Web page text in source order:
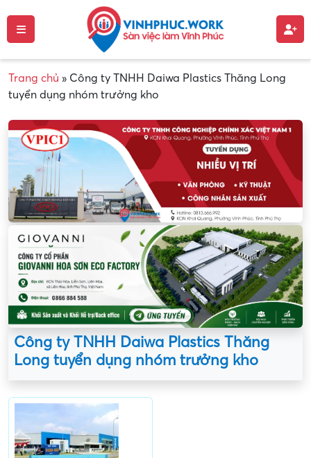
Trang chủ » Công ty TNHH Daiwa Plastics Thăng Long
tuyển dụng nhóm trưởng kho
Công ty TNHH Daiwa Plastics Thăng
Long tuyển dụng nhóm trưởng kho